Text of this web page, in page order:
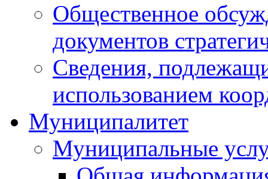
Общественное
документов
Сведения,
использованием
Муниципалитет
Муниципальные